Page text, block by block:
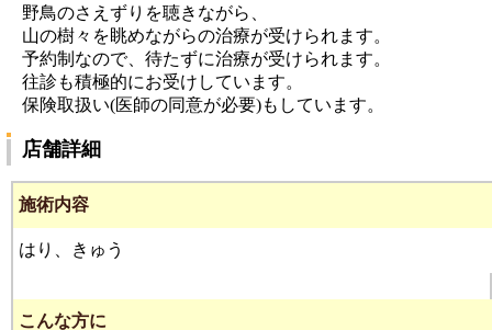
野鳥のさえずりを聴きながら、
山の樹々を眺めながらの治療が受けられます。
予約制なので、待たずに治療が受けられます。
往診も積極的にお受けしています。
保険取扱い(医師の同意が必要)もしています。
店舗詳細
施術内容
はり、きゅう
こんな方に